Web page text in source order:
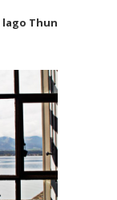
lago Thun